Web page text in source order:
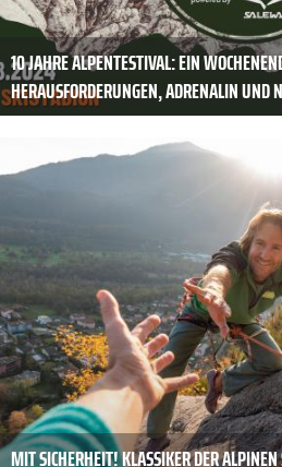
10 JAHRE ALPENTESTIVAL: EIN
HERAUSFORDERUNGEN, ADRENALIN UND
MIT SICHERHEIT! KLASSIKER DER